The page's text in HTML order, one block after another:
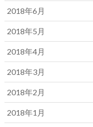
2018年6月
2018年5月
2018年4月
2018年3月
2018年2月
2018年1月